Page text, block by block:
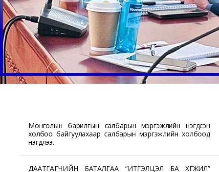
Монголын барилгын салбарын мэргэжлийн нэгдсэн
холбоо байгуулахаар салбарын мэргэжлийн холбоод
нэгдлээ.
ДААТГАГЧИЙН БАТАЛГАА “ИТГЭЛЦЭЛ БА ХӨГЖИЛ”